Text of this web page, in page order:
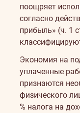
поощряет
согласно
прибыль» (ч. 1
Экономия на
уплаченные
признаются
физического
% налога на